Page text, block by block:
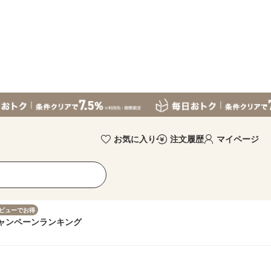
お気に入り 注文履歴 マイページ
ューでお得
ンペーンランキング